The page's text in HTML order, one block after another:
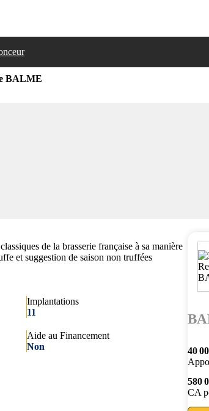
BALME
de la brasserie française à sa manière
et suggestion de saison non truffées
Implantations
11
Aide au Financement
Non
40
580
CA